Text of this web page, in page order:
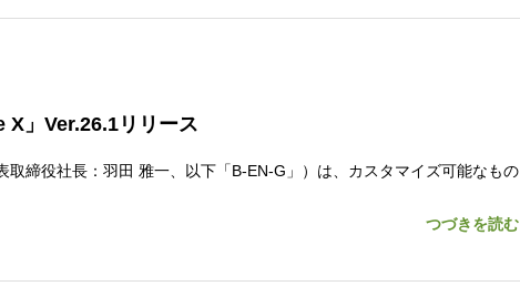
」Ver.26.1リリース
締役社長：羽田 雅一、以下「B-EN-G」）は、カスタマイズ可能なもの
つづきを読む